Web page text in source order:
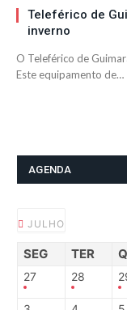
Teleférico de
inverno
O Teleférico de
Este equipamento de…
AGENDA
JULHO
SEG TER
27 28